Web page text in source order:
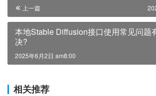
上一篇
本地Stable Diffusion接口使用常见问题
决?
2025年6月2日 am8:00
相关推荐